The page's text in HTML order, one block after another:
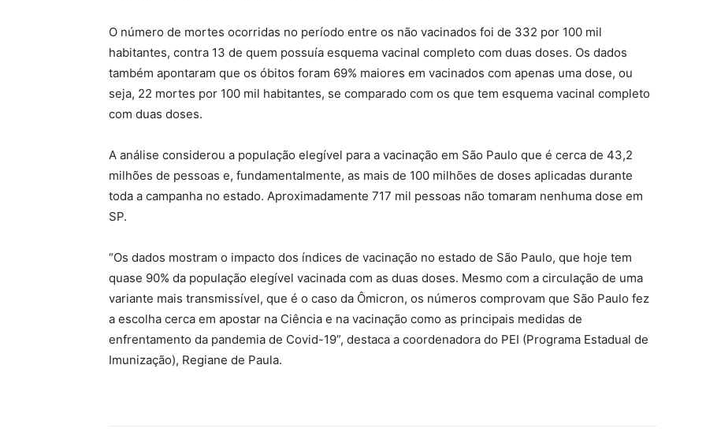
O número de mortes ocorridas no período entre os não vacinados foi de 332 por 100 mil
habitantes, contra 13 de quem possuía esquema vacinal completo com duas doses. Os dados
também apontaram que os óbitos foram 69% maiores em vacinados com apenas uma dose, ou
seja, 22 mortes por 100 mil habitantes, se comparado com os que tem esquema vacinal completo
com duas doses.
A análise considerou a população elegível para a vacinação em São Paulo que é cerca de 43,2
milhões de pessoas e, fundamentalmente, as mais de 100 milhões de doses aplicadas durante
toda a campanha no estado. Aproximadamente 717 mil pessoas não tomaram nenhuma dose em
SP.
“Os dados mostram o impacto dos índices de vacinação no estado de São Paulo, que hoje tem
quase 90% da população elegível vacinada com as duas doses. Mesmo com a circulação de uma
variante mais transmissível, que é o caso da Ômicron, os números comprovam que São Paulo fez
a escolha cerca em apostar na Ciência e na vacinação como as principais medidas de
enfrentamento da pandemia de Covid-19”, destaca a coordenadora do PEI (Programa Estadual de
Imunização), Regiane de Paula.